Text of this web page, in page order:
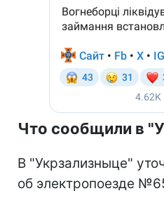
Что сообщили в
В "Укрзализныце"
об электропоезде